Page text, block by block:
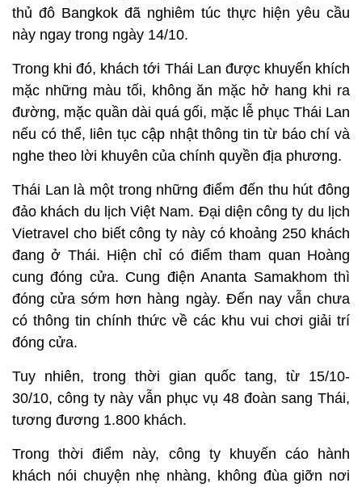
thủ đô Bangkok đã nghiêm túc thực hiện yêu cầu
này ngay trong ngày 14/10.
Trong khi đó, khách tới Thái Lan được khuyến khích
mặc những màu tối, không ăn mặc hở hang khi ra
đường, mặc quần dài quá gối, mặc lễ phục Thái Lan
nếu có thể, liên tục cập nhật thông tin từ báo chí và
nghe theo lời khuyên của chính quyền địa phương.
Thái Lan là một trong những điểm đến thu hút đông
đảo khách du lịch Việt Nam. Đại diện công ty du lịch
Vietravel cho biết công ty này có khoảng 250 khách
đang ở Thái. Hiện chỉ có điểm tham quan Hoàng
cung đóng cửa. Cung điện Ananta Samakhom thì
đóng cửa sớm hơn hàng ngày. Đến nay vẫn chưa
có thông tin chính thức về các khu vui chơi giải trí
đóng cửa.
Tuy nhiên, trong thời gian quốc tang, từ 15/10-
30/10, công ty này vẫn phục vụ 48 đoàn sang Thái,
tương đương 1.800 khách.
Trong thời điểm này, công ty khuyến cáo hành
khách nói chuyện nhẹ nhàng, không đùa giỡn nơi